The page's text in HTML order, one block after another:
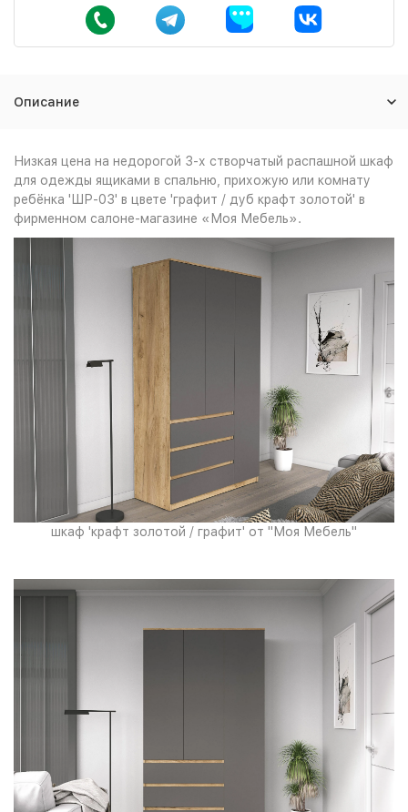
Описание
Низкая цена на недорогой 3-х створчатый распашной шкаф
для одежды ящиками в спальню, прихожую или комнату
ребёнка 'ШР-03' в цвете 'графит / дуб крафт золотой' в
фирменном салоне-магазине «Моя Мебель».
шкаф 'крафт золотой / графит' от "Моя Мебель"